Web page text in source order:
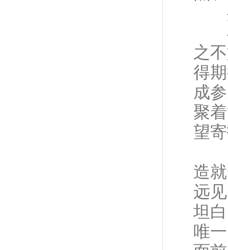
共
早
之
得
成
聚
望
造
远
坦
唯